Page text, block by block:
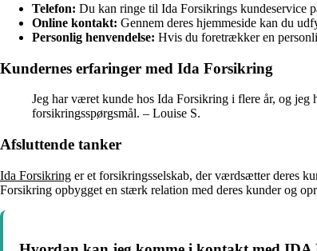
Telefon: Du kan ringe til Ida Forsikrings kundeservice
Online kontakt: Gennem deres hjemmeside kan du
Personlig henvendelse: Hvis du foretrækker en
Kundernes erfaringer med Ida Forsikring
Jeg har været kunde hos Ida Forsikring i flere år, og
forsikringsspørgsmål. – Louise S.
Afsluttende tanker
Ida Forsikring er et forsikringsselskab, der værdsætter deres
Forsikring opbygget en stærk relation med deres kunder og